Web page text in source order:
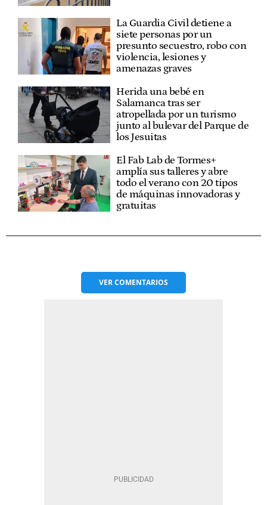
La Guardia Civil detiene a
siete personas por un
presunto secuestro, robo con
violencia, lesiones y
amenazas graves
Herida una bebé en
Salamanca tras ser
atropellada por un turismo
junto al bulevar del Parque de
los Jesuitas
El Fab Lab de Tormes+
amplía sus talleres y abre
todo el verano con 20 tipos
de máquinas innovadoras y
gratuitas
VERCOMENTARIOS